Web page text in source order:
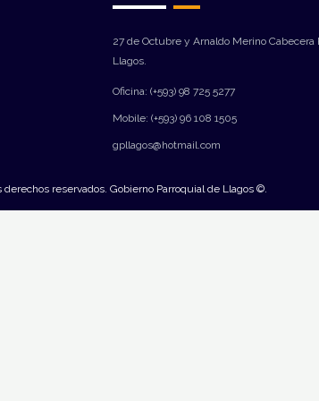
27 de Octubre y Arnaldo Merino Cabecera
Llagos.
Oficina: (+593) 98 725 5277
Mobile: (+593) 96 108 1505
gpllagos@hotmail.com
derechos reservados. Gobierno Parroquial de Llagos ©.